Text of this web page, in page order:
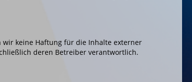
keine Haftung für die Inhalte externer
deren Betreiber verantwortlich.